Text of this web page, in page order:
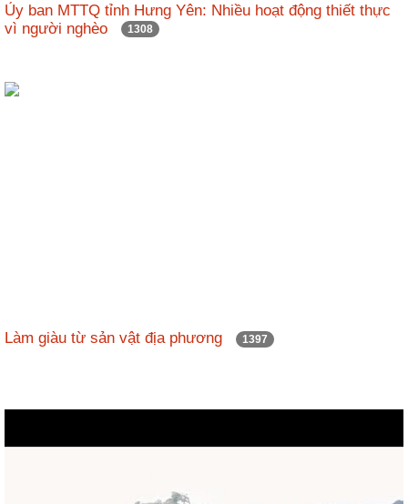
Ủy ban MTTQ tỉnh Hưng Yên: Nhiều hoạt động thiết thực
vì người nghèo
1308
Làm giàu từ sản vật địa phương 1397